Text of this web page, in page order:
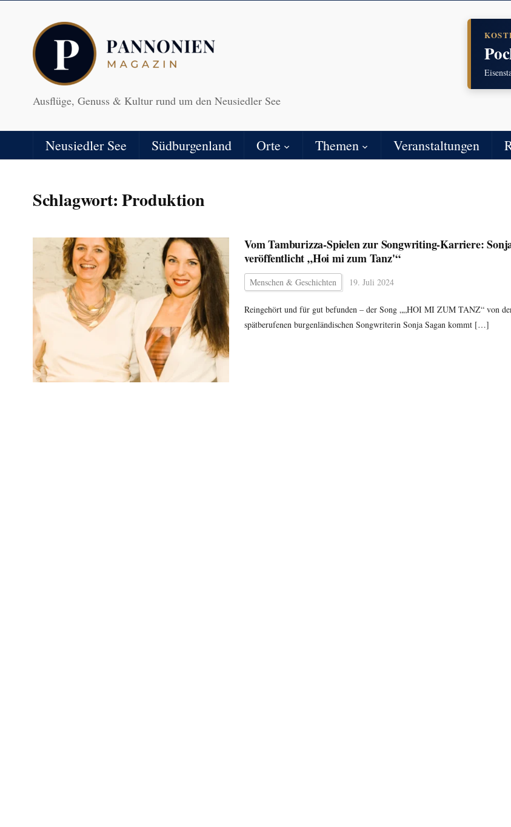
Ausflüge, Genuss & Kultur rund um den Neusiedler See
Neusiedler See Südburgenland Orte Themen Veranstaltungen
Schlagwort:Produktion
Vom Tamburizza-Spielen zur Songwriting-Karriere:
veröffentlicht „Hoi mi zum Tanz'“
Menschen & Geschichten 19. Juli 2024
Reingehört und für gut befunden – der Song „„HOI MI ZUM TANZ“ von
spätberufenen burgenländischen Songwriterin Sonja Sagan kommt […]